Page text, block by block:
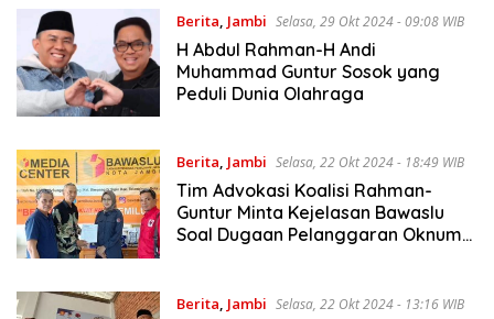
Berita, Jambi Selasa, 29 Okt 2024 - 09:08 WIB
H Abdul Rahman-H Andi
Muhammad Guntur Sosok yang
Peduli Dunia Olahraga
Berita, Jambi Selasa, 22 Okt 2024 - 18:49 WIB
Tim Advokasi Koalisi Rahman-
Guntur Minta Kejelasan Bawaslu
Soal Dugaan Pelanggaran Oknum
Berita, Jambi Selasa, 22 Okt 2024 - 13:16 WIB